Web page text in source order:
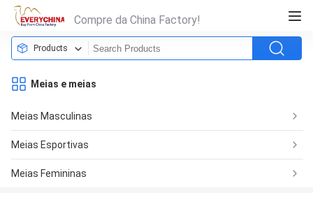
Compre da China Factory!
Products
Meias e meias
Meias Masculinas
Meias Esportivas
Meias Femininas